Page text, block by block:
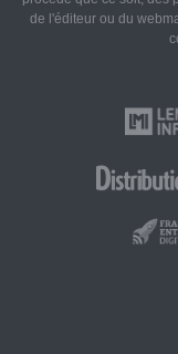
de l'éditeur ou du